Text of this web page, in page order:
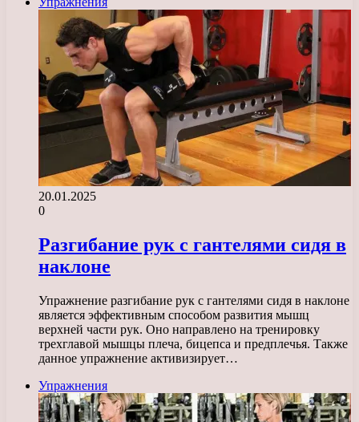
20.01.2025
0
Разгибание рук с гантелями сидя в
наклоне
Упражнение разгибание рук с гантелями сидя в наклоне
является эффективным способом развития мышц
верхней части рук. Оно направлено на тренировку
трехглавой мышцы плеча, бицепса и предплечья. Также
данное упражнение активизирует…
Упражнения